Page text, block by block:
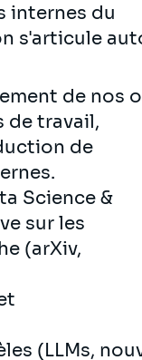
internes du
s'articule
de nos
de travail,
de
Science &
sur les
(arXiv,
(LLMs,